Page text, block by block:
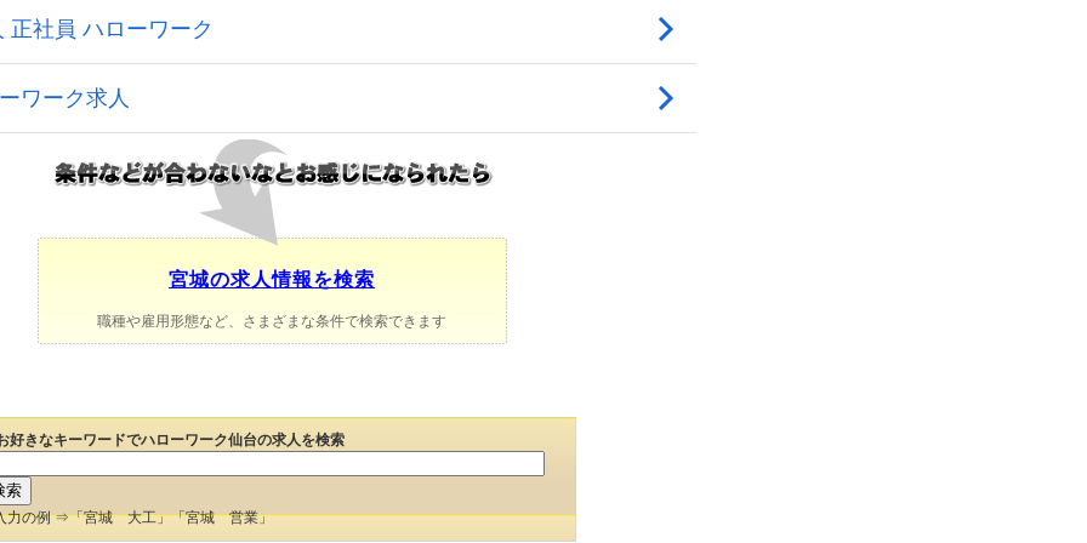
宮城の求人情報を検索
職種や雇用形態など、さまざまな条件で検索できます
好きなキーワードでハローワーク仙台の求人を検索
力の例 ⇒「宮城 大工」「宮城 営業」